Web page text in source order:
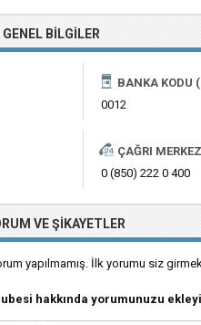
GENEL BILGILER
BANKA KODU
0012
ÇAĞRI
0 (850) 222 0 400
VE ŞIKAYETLER
yapılmamış. İlk yorumu siz
hakkında yorumunuzu